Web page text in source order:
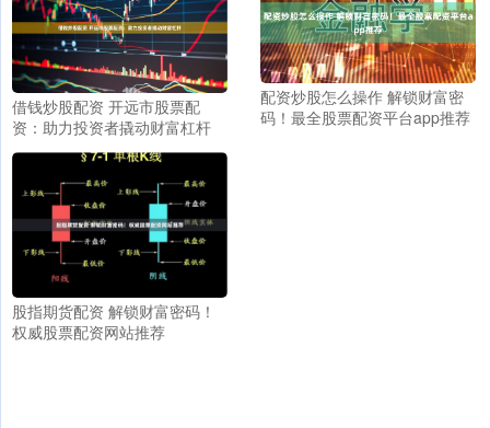
借钱炒股配资 开远市股票配
资：助力投资者撬动财富杠杆
配资炒股怎么操作 解锁财富密
码！最全股票配资平台app推荐
股指期货配资 解锁财富密码！
权威股票配资网站推荐